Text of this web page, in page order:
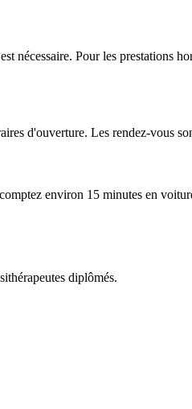
nécessaire. Pour les prestations
d'ouverture. Les rendez-vous
environ 15 minutes en
diplômés.